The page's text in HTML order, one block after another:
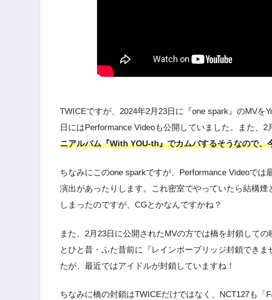
TWICEですが、2024年2月23日に『one spark』のMVを
日にはPerformance Videoも公開していました。また、
ニアルバム『With YOU-th』でカムバするそうなので、
ちなみにこのone sparkですが、Performance Videoでは
演出があったりします。これ密室でやっていたら結構
しまったのですが、CGとかなんですかね？
また、2月23日に公開されたMVの方では橋を封鎖して
とひと昔・ふた昔前に『レインボーブリッジ封鎖でき
たが、最近ではアイドルが封鎖していますね！
ちなみに橋の封鎖はTWICEだけではなく、NCT127も「